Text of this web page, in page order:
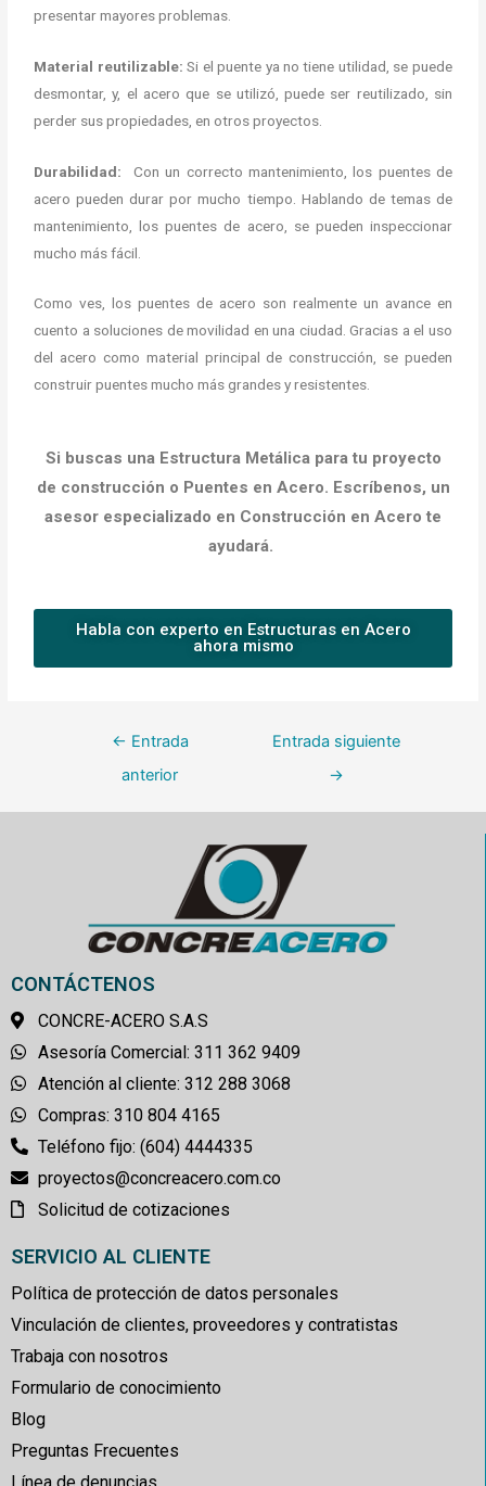
presentar mayores problemas.
Material reutilizable:Si el puente ya no tiene utilidad, se puede
desmontar, y, el acero que se utilizó, puede ser reutilizado, sin
perder sus propiedades, en otros proyectos.
Durabilidad:
Con un correcto mantenimiento, los puentes de
acero pueden durar por mucho tiempo. Hablando de temas de
mantenimiento, los puentes de acero, se pueden inspeccionar
mucho más fácil.
Como ves, los puentes de acero son realmente un avance en
cuento a soluciones de movilidad en una ciudad. Gracias a el uso
del acero como material principal de construcción, se pueden
construir puentes mucho más grandes y resistentes.
Si buscas una Estructura Metálica para tu proyecto
de construcción o Puentes en Acero. Escríbenos, un
asesor especializado en Construcción en Acero te
ayudará.
Habla con experto en Estructuras en Acero
ahora mismo
← Entrada
anterior
Entrada siguiente
→
CONTÁCTENOS
CONCRE-ACERO S.A.S
Asesoría Comercial: 311 362 9409
Atención al cliente: 312 288 3068
Compras: 310 804 4165
Teléfono fijo: (604) 4444335
proyectos@concreacero.com.co
Solicitud de cotizaciones
SERVICIO AL CLIENTE
Política de protección de datos personales
Vinculación de clientes, proveedores y contratistas
Trabaja con nosotros
Formulario de conocimiento
Blog
Preguntas Frecuentes
Línea de denuncias